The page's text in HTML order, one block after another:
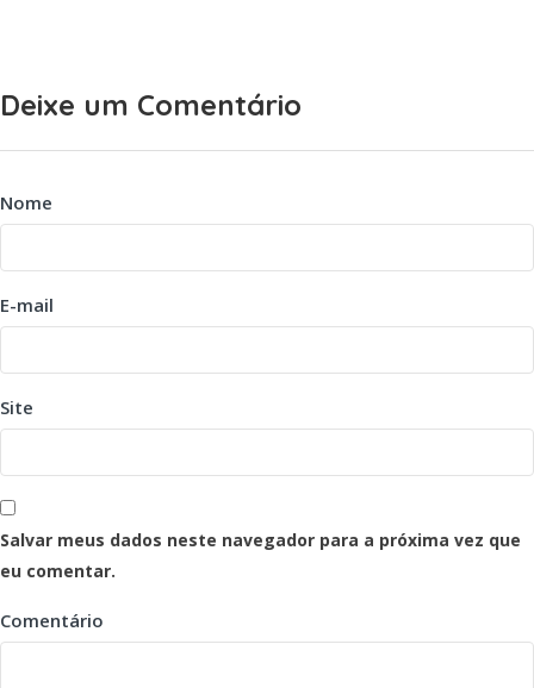
Deixe um Comentário
Nome
E-mail
Site
Salvar meus dados neste navegador para a próxima vez que
eu comentar.
Comentário